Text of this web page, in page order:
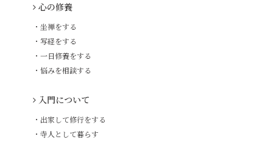
心の修養
・坐禅をする
・写経をする
・一日修養をする
・悩みを相談する
入門について
・出家して修行をする
・寺人として暮らす